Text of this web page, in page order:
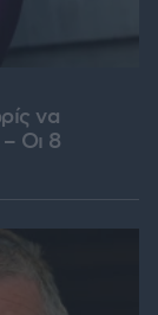
να
Οι 8